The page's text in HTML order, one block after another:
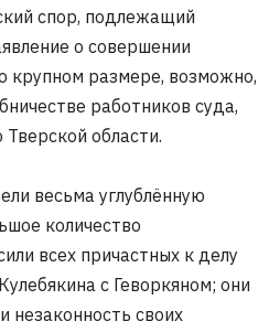
спор, подлежащий
о совершении
крупном размере, возможно,
работников суда,
области.
весьма углублённую
количество
всех причастных к делу
с Геворкяном; они
незаконность своих